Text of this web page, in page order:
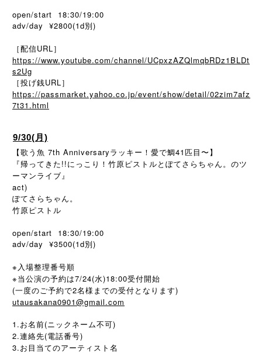
open/start 18:30/19:00
adv/day ¥2800(1d別)
［配信URL］
https://www.youtube.com/channel/UCpxzAZQlmqbRDz1BLDt
s2Ug
［投げ銭URL］
https://passmarket.yahoo.co.jp/event/show/detail/02zim7afz
7t31.html
9/30(月)
【歌う魚 7th Anniversaryラッキー！愛で鯛41匹目〜】
『帰ってきた!!にっこり！竹原ピストルとぽてさらちゃん。のツ
ーマンライブ』
act)
ぽてさらちゃん。
竹原ピストル
open/start 18:30/19:00
adv/day ¥3500(1d別)
※入場整理番号順
※当公演の予約は7/24(水)18:00受付開始
(一度のご予約で2名様までの受付となります)
utausakana0901@gmail.com
1.お名前(ニックネーム不可)
2.連絡先(電話番号)
3.お目当てのアーティスト名